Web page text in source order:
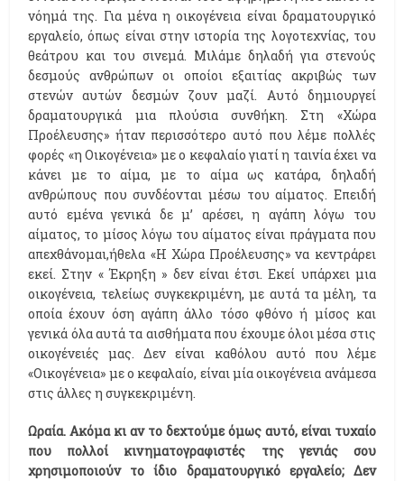
νόημά της. Για μένα η οικογένεια είναι δραματουργικό
εργαλείο, όπως είναι στην ιστορία της λογοτεχνίας, του
θεάτρου και του σινεμά. Μιλάμε δηλαδή για στενούς
δεσμούς ανθρώπων οι οποίοι εξαιτίας ακριβώς των
στενών αυτών δεσμών ζουν μαζί. Αυτό δημιουργεί
δραματουργικά μια πλούσια συνθήκη. Στη «Χώρα
Προέλευσης» ήταν περισσότερο αυτό που λέμε πολλές
φορές «η Οικογένεια» με ο κεφαλαίο γιατί η ταινία έχει να
κάνει με το αίμα, με το αίμα ως κατάρα, δηλαδή
ανθρώπους που συνδέονται μέσω του αίματος. Επειδή
αυτό εμένα γενικά δε μ’ αρέσει, η αγάπη λόγω του
αίματος, το μίσος λόγω του αίματος είναι πράγματα που
απεχθάνομαι,ήθελα «Η Χώρα Προέλευσης» να κεντράρει
εκεί. Στην « Έκρηξη » δεν είναι έτσι. Εκεί υπάρχει μια
οικογένεια, τελείως συγκεκριμένη, με αυτά τα μέλη, τα
οποία έχουν όση αγάπη άλλο τόσο φθόνο ή μίσος και
γενικά όλα αυτά τα αισθήματα που έχουμε όλοι μέσα στις
οικογένειές μας. Δεν είναι καθόλου αυτό που λέμε
«Οικογένεια» με ο κεφαλαίο, είναι μία οικογένεια ανάμεσα
στις άλλες η συγκεκριμένη.
Ωραία. Ακόμα κι αν το δεχτούμε όμως αυτό, είναι τυχαίο
που πολλοί κινηματογραφιστές της γενιάς σου
χρησιμοποιούν το ίδιο δραματουργικό εργαλείο; Δεν